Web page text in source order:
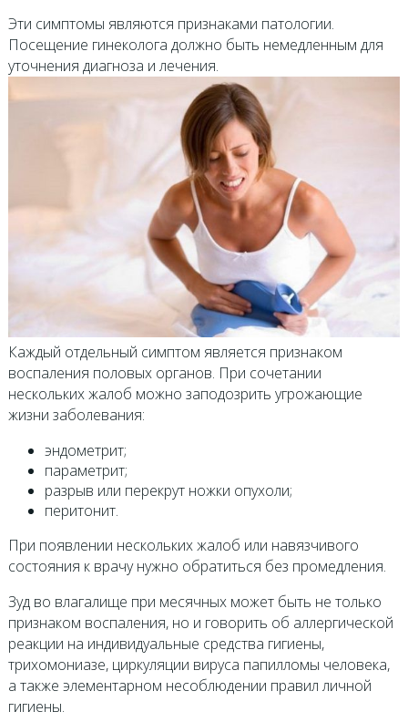
Эти симптомы являются признаками патологии.
Посещение гинеколога должно быть немедленным для
уточнения диагноза и лечения.
Каждый отдельный симптом является признаком
воспаления половых органов. При сочетании
нескольких жалоб можно заподозрить угрожающие
жизни заболевания:
эндометрит;
параметрит;
разрыв или перекрут ножки опухоли;
перитонит.
При появлении нескольких жалоб или навязчивого
состояния к врачу нужно обратиться без промедления.
Зуд во влагалище при месячных может быть не только
признаком воспаления, но и говорить об аллергической
реакции на индивидуальные средства гигиены,
трихомониазе, циркуляции вируса папилломы человека,
а также элементарном несоблюдении правил личной
гигиены.